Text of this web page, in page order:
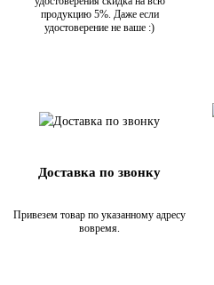
продукцию 5%. Даже если
удостоверение не ваше :)
Доставка по звонку
Привезем товар по указанному адресу
вовремя.